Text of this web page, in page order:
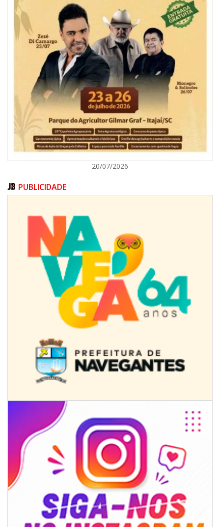
08/08/2026 | 07:00
Reservatórios de Penha são higienizados com ajuda de mergulhadores e
sem interrupção no abastecimento
ITAJAÍ
08/08/2026 | 07:00
Limpeza de valas e ribeirões avança no interior de Itajaí
ITAJAÍ
20/07/2026
PUBLICIDADE